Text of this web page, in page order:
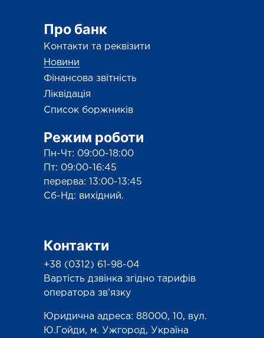
Про банк
Контакти та реквізити
Новини
Фінансова звітність
Ліквідація
Список боржників
Режим роботи
Пн-Чт: 09:00-18:00
Пт: 09:00-16:45
перерва: 13:00-13:45
Сб-Нд: вихідний.
Контакти
+38 (0312) 61-98-04
Вартість дзвінка згідно тарифів
оператора зв’язку
Юридична адреса: 88000, 10, вул.
Ю.Гойди, м. Ужгород, Україна